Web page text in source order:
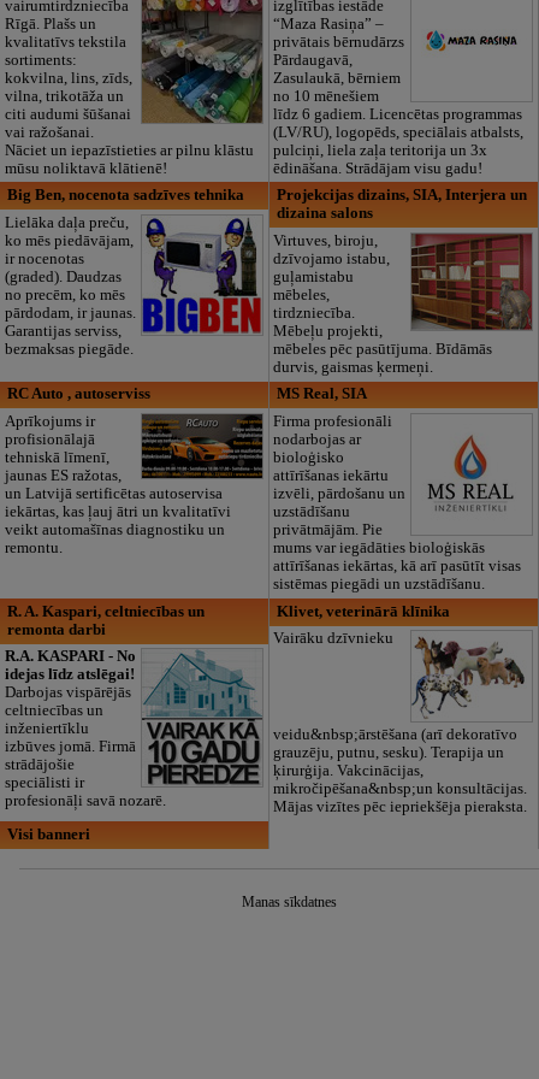
vairumtirdzniecība
Rīgā. Plašs un
kvalitatīvs tekstila
sortiments:
kokvilna, lins, zīds,
vilna, trikotāža un
citi audumi šūšanai
vai ražošanai.
Nāciet un iepazīstieties ar pilnu klāstu
mūsu noliktavā klātienē!
izglītības iestāde
“Maza Rasiņa” –
privātais bērnudārzs
Pārdaugavā,
Zasulaukā, bērniem
no 10 mēnešiem
līdz 6 gadiem. Licencētas programmas
(LV/RU), logopēds, speciālais atbalsts,
pulciņi, liela zaļa teritorija un 3x
ēdināšana. Strādājam visu gadu!
Big Ben, nocenota sadzīves tehnika
Lielāka daļa preču,
ko mēs piedāvājam,
ir nocenotas
(graded). Daudzas
no precēm, ko mēs
pārdodam, ir jaunas.
Garantijas serviss,
bezmaksas piegāde.
Projekcijas dizains, SIA, Interjera un
dizaina salons
Virtuves, biroju,
dzīvojamo istabu,
guļamistabu
mēbeles,
tirdzniecība.
Mēbeļu projekti,
mēbeles pēc pasūtījuma. Bīdāmās
durvis, gaismas ķermeņi.
RC Auto , autoserviss
Aprīkojums ir
profisionālajā
tehniskā līmenī,
jaunas ES ražotas,
un Latvijā sertificētas autoservisa
iekārtas, kas ļauj ātri un kvalitatīvi
veikt automašīnas diagnostiku un
remontu.
MS Real, SIA
Firma profesionāli
nodarbojas ar
bioloģisko
attīrīšanas iekārtu
izvēli, pārdošanu un
uzstādīšanu
privātmājām. Pie
mums var iegādāties bioloģiskās
attīrīšanas iekārtas, kā arī pasūtīt visas
sistēmas piegādi un uzstādīšanu.
R. A. Kaspari, celtniecības un
remonta darbi
R.A. KASPARI - No
idejas līdz atslēgai!
Darbojas vispārējās
celtniecības un
inženiertīklu
izbūves jomā. Firmā
strādājošie
speciālisti ir
profesionāļi savā nozarē.
Klivet, veterinārā klīnika
Vairāku dzīvnieku
veidu&nbsp;ārstēšana (arī dekoratīvo
grauzēju, putnu, sesku). Terapija un
ķirurģija. Vakcinācijas,
mikročipēšana&nbsp;un konsultācijas.
Mājas vizītes pēc iepriekšēja pieraksta.
Visi banneri
Manas sīkdatnes